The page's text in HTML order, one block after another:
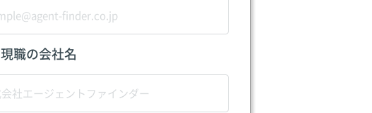
現職の会社名